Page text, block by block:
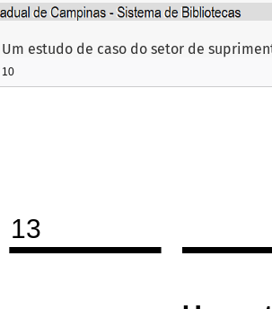
Voltar aos Detalhes do Artigo
Um estudo de caso do setor de